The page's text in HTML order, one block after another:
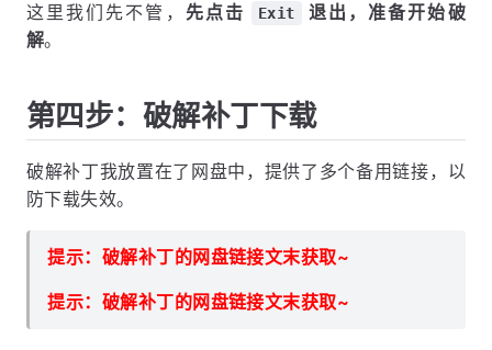
这里我们先不管， 先点击 Exit
退出，准备开始破
解。
第四步：破解补丁下载
破解补丁我放置在了网盘中，提供了多个备用链接，以
防下载失效。
提示：破解补丁的网盘链接文末获取~
提示：破解补丁的网盘链接文末获取~